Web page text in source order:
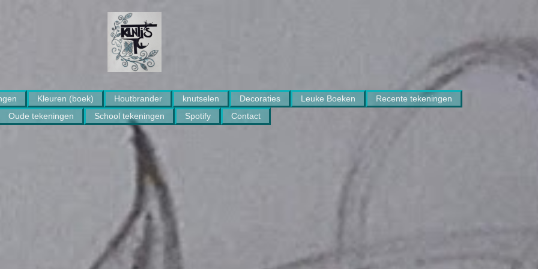
Kleuren (boek) Houtbrander knutselen Decoraties Leuke Boeken
Recente tekeningen
Oude tekeningen
School tekeningen Spotify Contact